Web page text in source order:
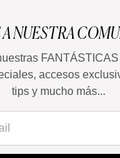
NUESTRA
accesos
tips y mucho más...